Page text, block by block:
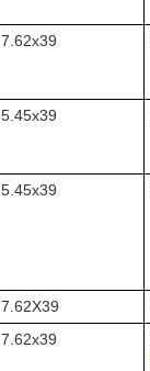
7.62х39
5.45х39
5.45х39
7.62Х39
7.62х39